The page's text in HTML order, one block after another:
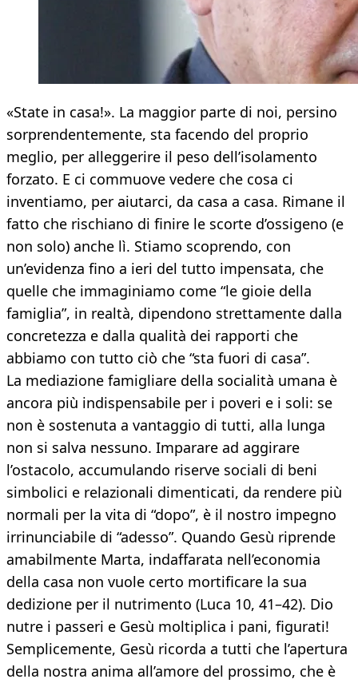
«State in casa!». La maggior parte di noi, persino
sorprendentemente, sta facendo del proprio
meglio, per alleggerire il peso dell’isolamento
forzato. E ci commuove vedere che cosa ci
inventiamo, per aiutarci, da casa a casa. Rimane il
fatto che rischiano di finire le scorte d’ossigeno (e
non solo) anche lì. Stiamo scoprendo, con
un’evidenza fino a ieri del tutto impensata, che
quelle che immaginiamo come “le gioie della
famiglia”, in realtà, dipendono strettamente dalla
concretezza e dalla qualità dei rapporti che
abbiamo con tutto ciò che “sta fuori di casa”.
La mediazione famigliare della socialità umana è
ancora più indispensabile per i poveri e i soli: se
non è sostenuta a vantaggio di tutti, alla lunga
non si salva nessuno. Imparare ad aggirare
l’ostacolo, accumulando riserve sociali di beni
simbolici e relazionali dimenticati, da rendere più
normali per la vita di “dopo”, è il nostro impegno
irrinunciabile di “adesso”. Quando Gesù riprende
amabilmente Marta, indaffarata nell’economia
della casa non vuole certo mortificare la sua
dedizione per il nutrimento (Luca 10, 41–42). Dio
nutre i passeri e Gesù moltiplica i pani, figurati!
Semplicemente, Gesù ricorda a tutti che l’apertura
della nostra anima all’amore del prossimo, che è